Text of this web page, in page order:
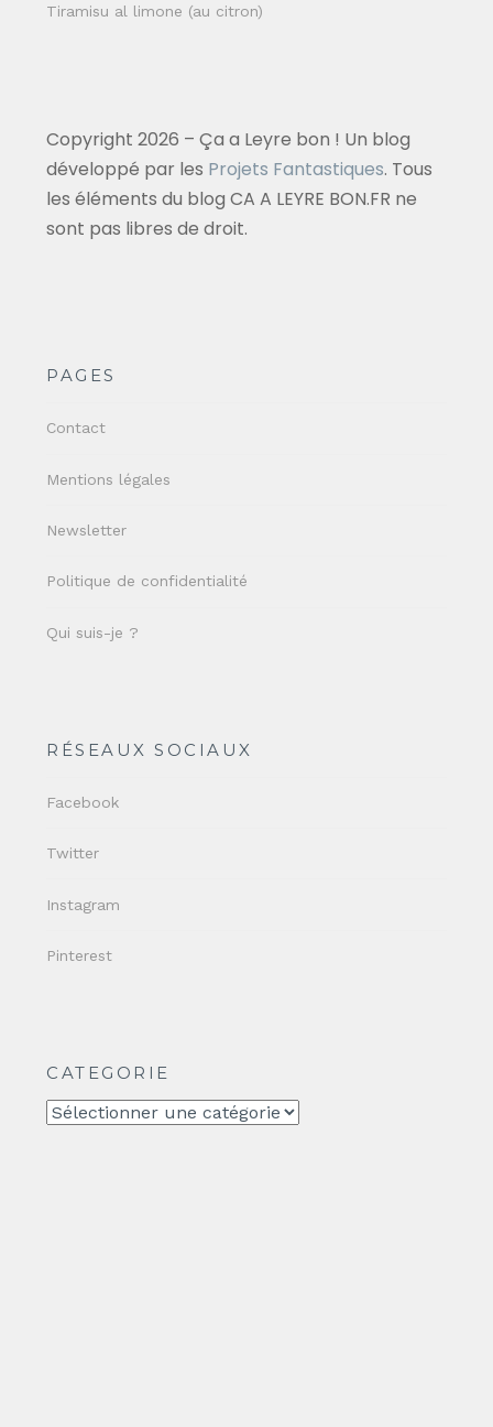
Tiramisu al limone (au citron)
Copyright 2026 – Ça a Leyre bon ! Un blog
développé par les Projets Fantastiques. Tous
les éléments du blog CA A LEYRE BON.FR ne
sont pas libres de droit.
PAGES
Contact
Mentions légales
Newsletter
Politique de confidentialité
Qui suis-je ?
RÉSEAUX SOCIAUX
Facebook
Twitter
Instagram
Pinterest
CATEGORIE
CATEGORIE